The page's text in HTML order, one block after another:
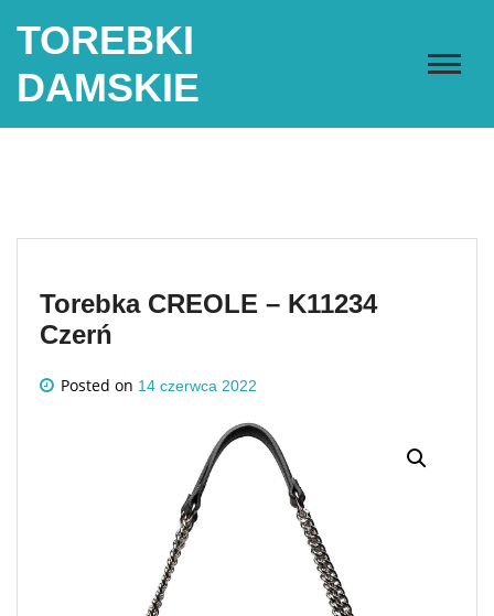
TOREBKI
DAMSKIE
Torebka CREOLE – K11234
Czerń
Posted on 14 czerwca 2022